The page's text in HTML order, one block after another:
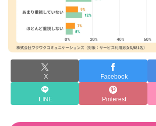
X Facebook
LINE Pinterest